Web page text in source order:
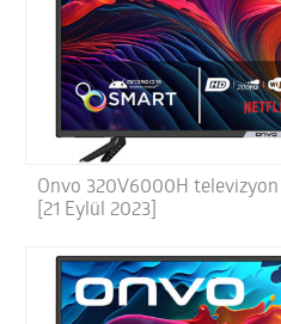
Onvo 320V6000H televizyon
[21 Eylül 2023]